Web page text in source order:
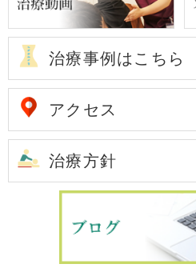
治療事例はこちら
アクセス
治療方針